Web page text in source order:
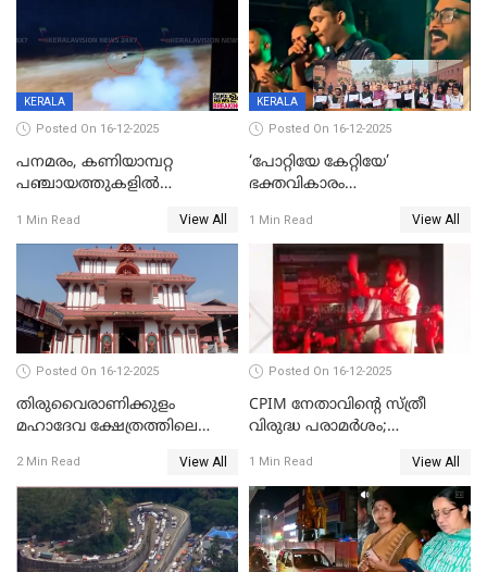
KERALA
Posted On 16-12-2025
പനമരം, കണിയാമ്പറ്റ
പഞ്ചായത്തുകളിൽ
സ്ഥാപനങ്ങൾക്ക് അവധി
1 Min Read View All
KERALA
Posted On 16-12-2025
‘പോറ്റിയേ കേറ്റിയേ’
ഭക്തവികാരം
ഡിജിപിക്ക് പരാതി; ശക്തമായ
നടപടി വേണമെന്നു
സിപിഐഎമ്മും
1 Min Read View All
Posted On 16-12-2025
തിരുവൈരാണിക്കുളം
മഹാദേവ ക്ഷേത്രത്തിലെ
ജനുവരി 2 ന് തുടക്കമാകും
2 Min Read View All
Posted On 16-12-2025
CPIM നേതാവിൻ്റെ സ്ത്രീ
വിരുദ്ധ പരാമർശം;
1 Min Read View All